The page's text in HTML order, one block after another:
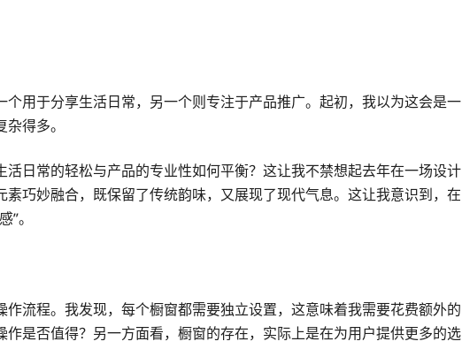
用于分享生活日常，另一个则专注于产品推广。起初，我以为这会是一
得多。
日常的轻松与产品的专业性如何平衡？这让我不禁想起去年在一场设计
巧妙融合，既保留了传统韵味，又展现了现代气息。这让我意识到，在
。
流程。我发现，每个橱窗都需要独立设置，这意味着我需要花费额外的
是否值得？另一方面看，橱窗的存在，实际上是在为用户提供更多的选